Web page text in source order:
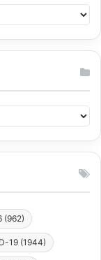
(962)
19 (1944)